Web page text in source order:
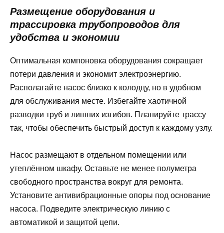
Размещение оборудования и
трассировка трубопроводов для
удобства и экономии
Оптимальная компоновка оборудования сокращает
потери давления и экономит электроэнергию.
Располагайте насос близко к колодцу, но в удобном
для обслуживания месте. Избегайте хаотичной
разводки труб и лишних изгибов. Планируйте трассу
так, чтобы обеспечить быстрый доступ к каждому узлу.
Насос размещают в отдельном помещении или
утеплённом шкафу. Оставьте не менее полуметра
свободного пространства вокруг для ремонта.
Установите антивибрационные опоры под основание
насоса. Подведите электрическую линию с
автоматикой и защитой цепи.